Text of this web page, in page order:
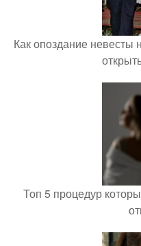
Как опоздание невесты
Топ 5 процедур